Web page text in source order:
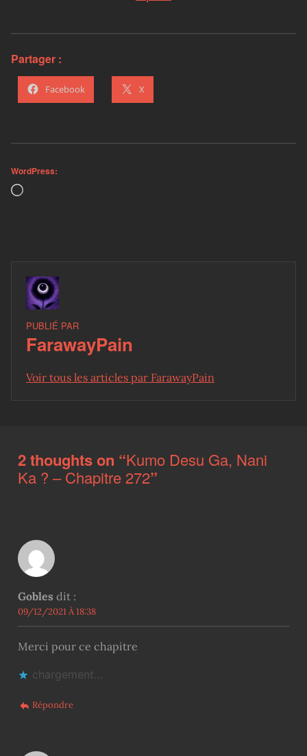
Partager :
Facebook X
WordPress:
PUBLIÉ PAR
FarawayPain
Voir tous les articles par FarawayPain
2 thoughts on “Kumo Desu Ga, Nani
Ka ? – Chapitre 272”
Gobles dit :
09/12/2021 À 18:38
Merci pour ce chapitre
chargement…
Répondre